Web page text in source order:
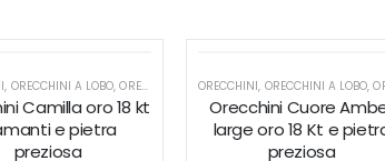
, ORECCHINI A LOBO,ORECCHINI MINIMAL ,ORECCHINI PUNTO LUCE
Camilla oro 18 kt
e pietra
preziosa
ORECCHINI, ORECCHINI A LOBO,
Orecchini Cuore
large oro 18 Kt e
preziosa